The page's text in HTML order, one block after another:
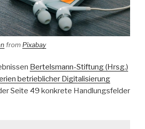
from Pixabay
Bertelsmann-Stiftung (Hrsg.)
betrieblicher Digitalisierung
Seite 49 konkrete Handlungsfelder